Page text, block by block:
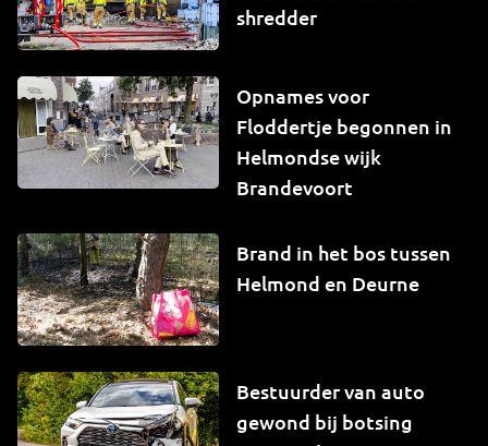
shredder
Opnames voor
Floddertje begonnen in
Helmondse wijk
Brandevoort
Brand in het bos tussen
Helmond en Deurne
Bestuurder van auto
gewond bij botsing